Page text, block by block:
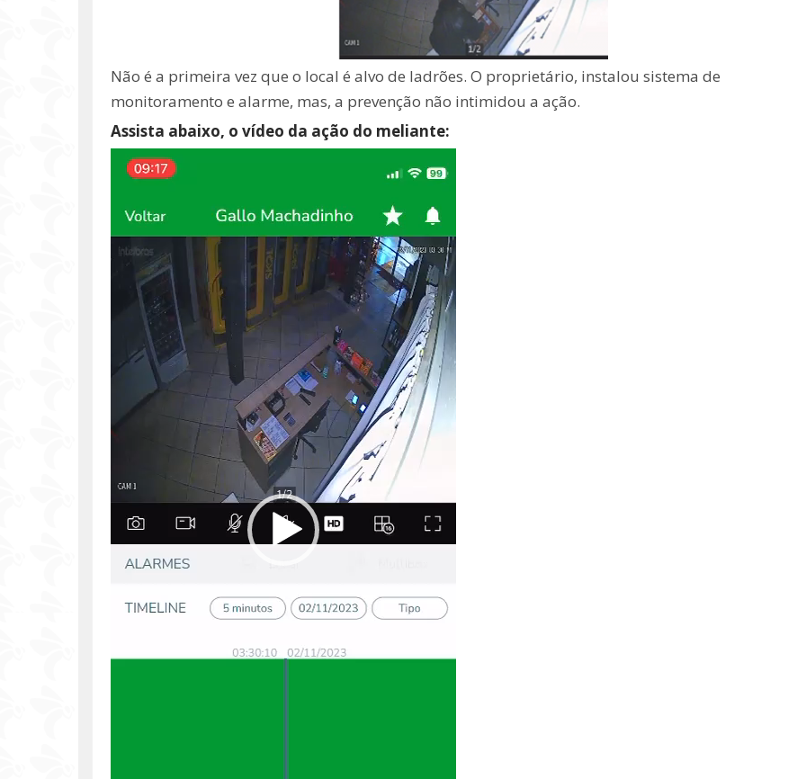
Não é a primeira vez que o local é alvo de ladrões. O proprietário, instalou sistema de
monitoramento e alarme, mas, a prevenção não intimidou a ação.
Assista abaixo, o vídeo da ação do meliante:
Tocador
vídeo